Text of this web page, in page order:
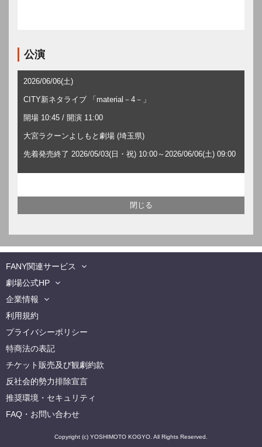
公演
2026/06/06(土)
CITY新ネタライブ 「material－4－」
開場 10:45 / 開演 11:00
大宮ラクーンよしもと劇場 (埼玉県)
先着発売終了 2026/05/03(日・祝) 10:00～2026/06/06(土) 09:00
FANY関連サービス
劇場公式HP
企業情報
利用規約
プライバシーポリシー
特商法の表記
チケット販売及び観劇約款
反社会的勢力排除宣言
推奨環境・セキュリティ
FAQ・お問い合わせ
Copyright (c) YOSHIMOTO KOGYO. All Rights Reserved.